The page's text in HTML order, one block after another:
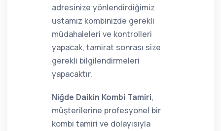
adresinize yönlendirdiğimiz
ustamız kombinizde gerekli
müdahaleleri ve kontrolleri
yapacak, tamirat sonrası size
gerekli bilgilendirmeleri
yapacaktır.
Niğde Daikin Kombi Tamiri,
müşterilerine profesyonel bir
kombi tamiri ve dolayısıyla